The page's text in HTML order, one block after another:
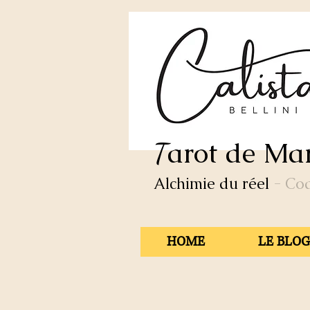
Tarot de
Alchimie du réel -
HOME LE BLOG